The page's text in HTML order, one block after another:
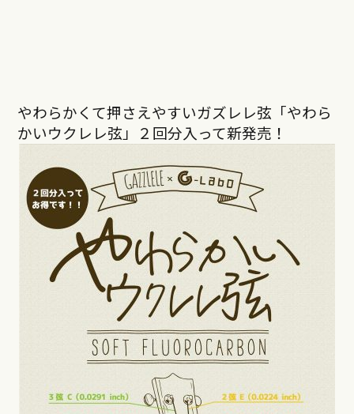
やわらかくて押さえやすいガズレレ弦「やわら
かいウクレレ弦」２回分入って新発売！